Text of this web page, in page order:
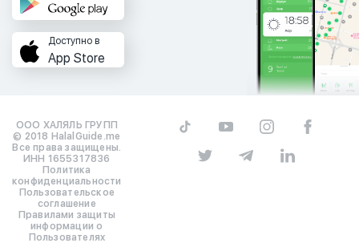
Доступно в
App Store
ООО ХАЛЯЛЬ ГРУПП
© 2018 HalalGuide.me
Все права защищены.
ИНН 1655317836
Политика
конфиденциальности
Пользовательское
соглашение
Правилами защиты
информации о
Пользователях